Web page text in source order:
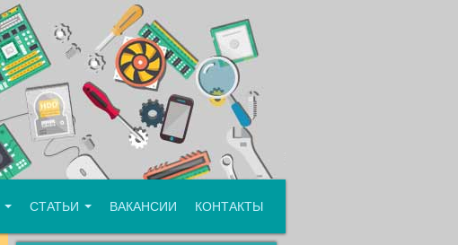
СТАТЬИ ВАКАНСИИ КОНТАКТЫ